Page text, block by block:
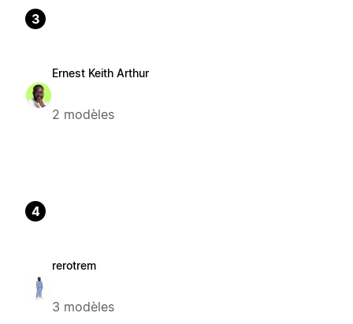
3
Ernest Keith Arthur
2 modèles
4
rerotrem
3 modèles